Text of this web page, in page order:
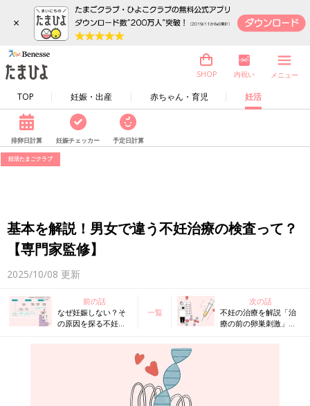
×
TOP 妊娠・出産 赤ちゃん・育児 妊活
SHOP 内祝い メニュー
排卵日計算 妊娠チェッカー 予定日計算
妊活たまごクラブ
基本を解説！男女で違う不妊治療の検査って？
【専門家監修】
2025/10/08 更新
前の話
なぜ妊娠しない？そ
の原因を探る不妊治
一覧
次の話
不妊の治療を解説「治
療の前の卵巣刺激」・